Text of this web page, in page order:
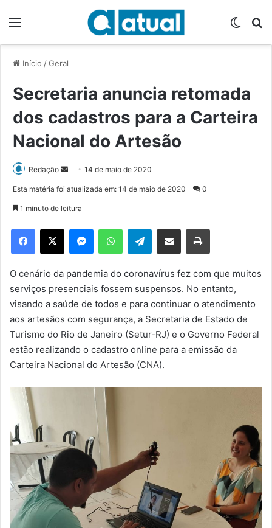
Início /Geral
Secretaria anuncia retomada
dos cadastros para a Carteira
Nacional do Artesão
Redação
d
e
m
e
-
m
a
i
14 de maio de 2020
Esta matéria foi atualizada em: 14 de maio de 2020 0
1 minuto de leitura
Telegram
O cenário da pandemia do coronavírus fez com que muitos
serviços presenciais fossem suspensos. No entanto,
visando a saúde de todos e para continuar o atendimento
aos artesãos com segurança, a Secretaria de Estado de
Turismo do Rio de Janeiro (Setur-RJ) e o Governo Federal
estão realizando o cadastro online para a emissão da
Carteira Nacional do Artesão (CNA).